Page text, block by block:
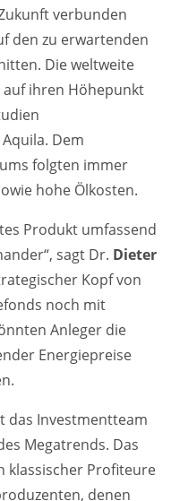
verbunden
den zu erwartenden
Die weltweite
ihren Höhepunkt
Dem
folgten immer
hohe Ölkosten.
Produkt umfassend
sagt Dr. Dieter
Kopf von
noch mit
Anleger die
Energiepreise
das Investmentteam
Megatrends. Das
klassischer Profiteure
denen